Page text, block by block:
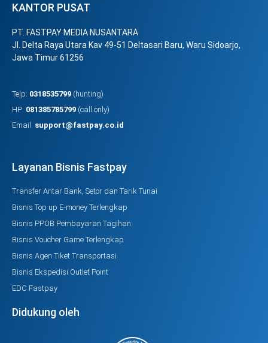
KANTOR PUSAT
PT. FASTPAY MEDIA NUSANTARA
Jl. Delta Raya Utara Kav 49-51 Deltasari Baru, Waru Sidoarjo,
Jawa Timur 61256
Telp: 0318535799 (hunting)
HP: 081385785799 (call only)
Email: support@fastpay.co.id
Layanan Bisnis Fastpay
Transfer Antar Bank, Setor dan Tarik Tunai
Bisnis Top up E-money Terlengkap
Bisnis PPOB Pembayaran Tagihan
Bisnis Voucher Game Terlengkap
Bisnis Agen Tiket Transportasi
Bisnis Ekspedisi Outlet Point
EDC Fastpay
Didukung oleh